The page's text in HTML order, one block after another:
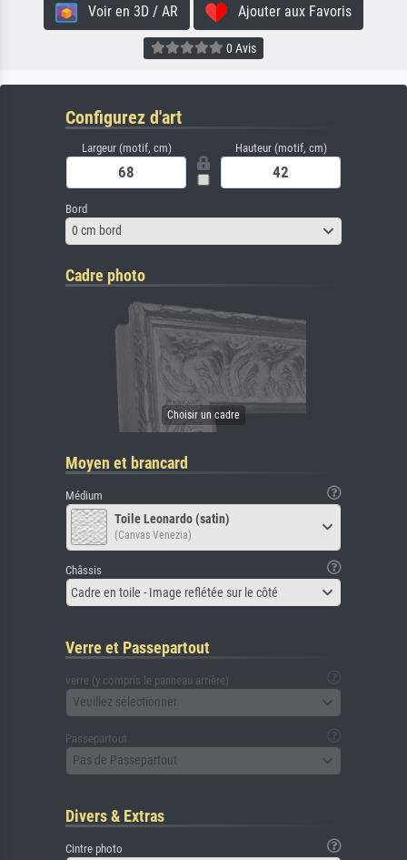
Voir en 3D / AR Ajouter aux Favoris
0 Avis
Configurez d'art
Largeur (motif, cm) Hauteur (motif, cm)
Bord
0 cm bord
Cadre photo
Moyen et brancard
Médium
Toile Leonardo (satin)
(Canvas Venezia)
Châssis
Cadre en toile - Image reflétée sur le côté
Verre et Passepartout
verre (y compris le panneau arrière)
Veuillez sélectionner
Passepartout
Pas de Passepartout
Divers & Extras
Cintre photo